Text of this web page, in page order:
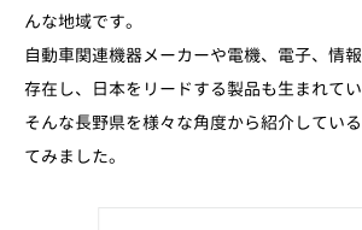
んな地域です。
自動車関連機器メーカーや電機、電子、情
存在し、日本をリードする製品も生まれてい
そんな長野県を様々な角度から紹介してい
てみました。